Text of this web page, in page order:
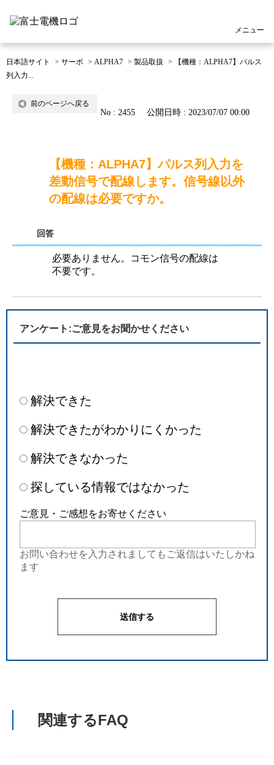
メニュー
日本語サイト > サーボ > ALPHA7 > 製品取扱 >
【機種：ALPHA7】パルス
列入力...
前のページへ戻る
No : 2455 公開日時 : 2023/07/07 00:00
【機種：ALPHA7】パルス列入力を
差動信号で配線します。信号線以外
の配線は必要ですか。
回答
必要ありません。コモン信号の配線は
不要です。
アンケート:ご意見をお聞かせください
解決できた
解決できたがわかりにくかった
解決できなかった
探している情報ではなかった
ご意見・ご感想をお寄せください
お問い合わせを入力されましてもご返信はいたしかね
ます
関連するFAQ